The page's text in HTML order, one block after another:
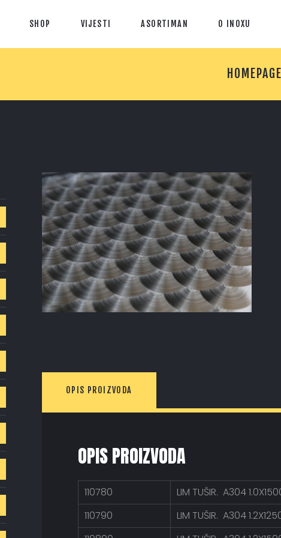
SHOP VIJESTI ASORTIMAN O INOXU
HOMEPAGE
OPIS PROIZVODA
OPIS PROIZVODA
110780
LIM TUŠIR. A304
110790
LIM TUŠIR. A304